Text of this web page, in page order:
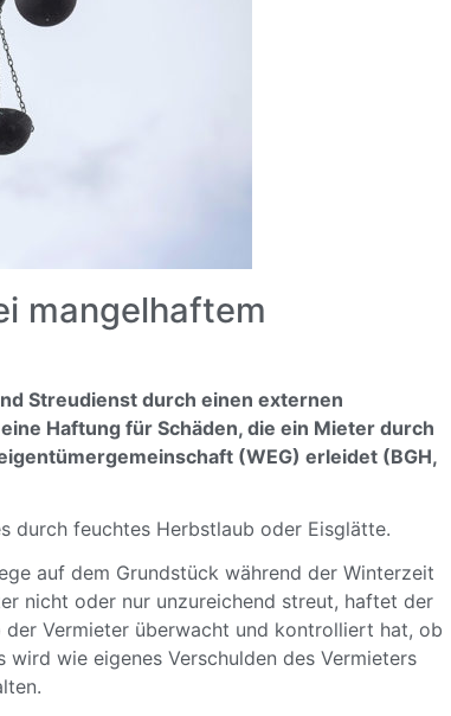
mangelhaftem
Streudienst durch einen externen
Haftung für Schäden, die ein Mieter durch
(WEG) erleidet (BGH,
durch feuchtes Herbstlaub oder Eisglätte.
auf dem Grundstück während der Winterzeit
nicht oder nur unzureichend streut, haftet der
Vermieter überwacht und kontrolliert hat, ob
wie eigenes Verschulden des Vermieters